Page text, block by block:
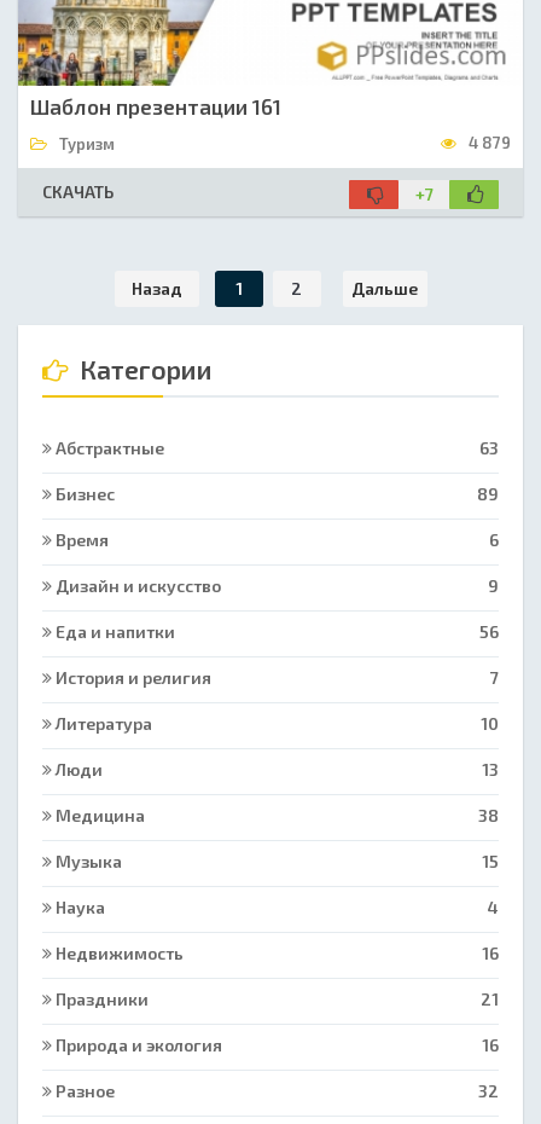
Шаблон презентации 161
Туризм 4 879
СКАЧАТЬ +7
Назад 1 2 Дальше
Категории
Абстрактные 63
Бизнес 89
Время 6
Дизайн и искусство 9
Еда и напитки 56
История и религия 7
Литература 10
Люди 13
Медицина 38
Музыка 15
Наука 4
Недвижимость 16
Праздники 21
Природа и экология 16
Разное 32